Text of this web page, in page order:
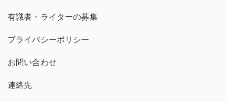
有識者・ライターの募集
プライバシーポリシー
お問い合わせ
連絡先